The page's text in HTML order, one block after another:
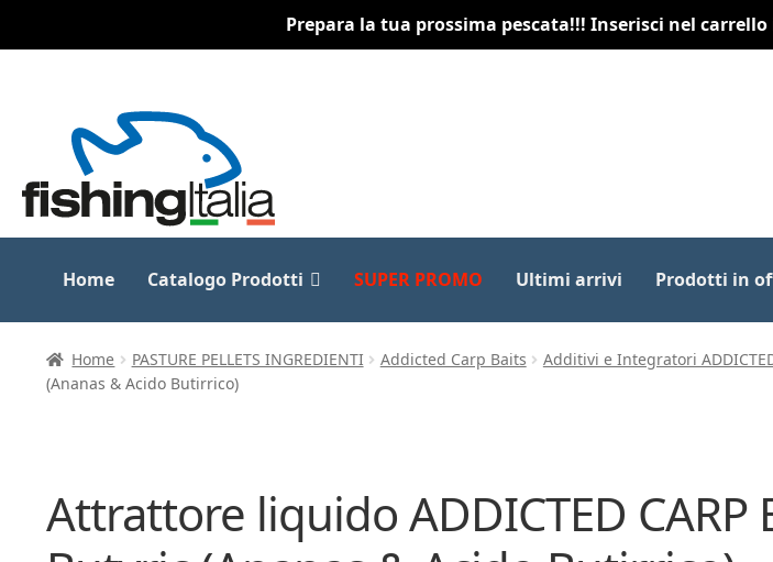
Prepara la tua prossima pescata!!! Inserisci nel carrello
navigazione
contenuto
Home Catalogo Prodotti SUPER PROMO Ultimi arrivi Prodotti in
Home PASTURE PELLETS INGREDIENTI Addicted Carp Baits Additivi e Integratori
(Ananas & Acido Butirrico)
Attrattore liquido ADDICTED CARP